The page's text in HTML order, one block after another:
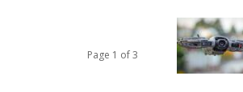
Page 1 of 3